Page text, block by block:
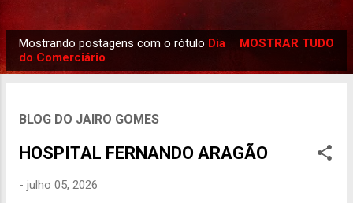
o
Mostrando postagens com o rótulo Dia
do Comerciário
MOSTRAR TUDO
BLOG DO JAIRO GOMES
HOSPITAL FERNANDO ARAGÃO
- julho 05, 2026